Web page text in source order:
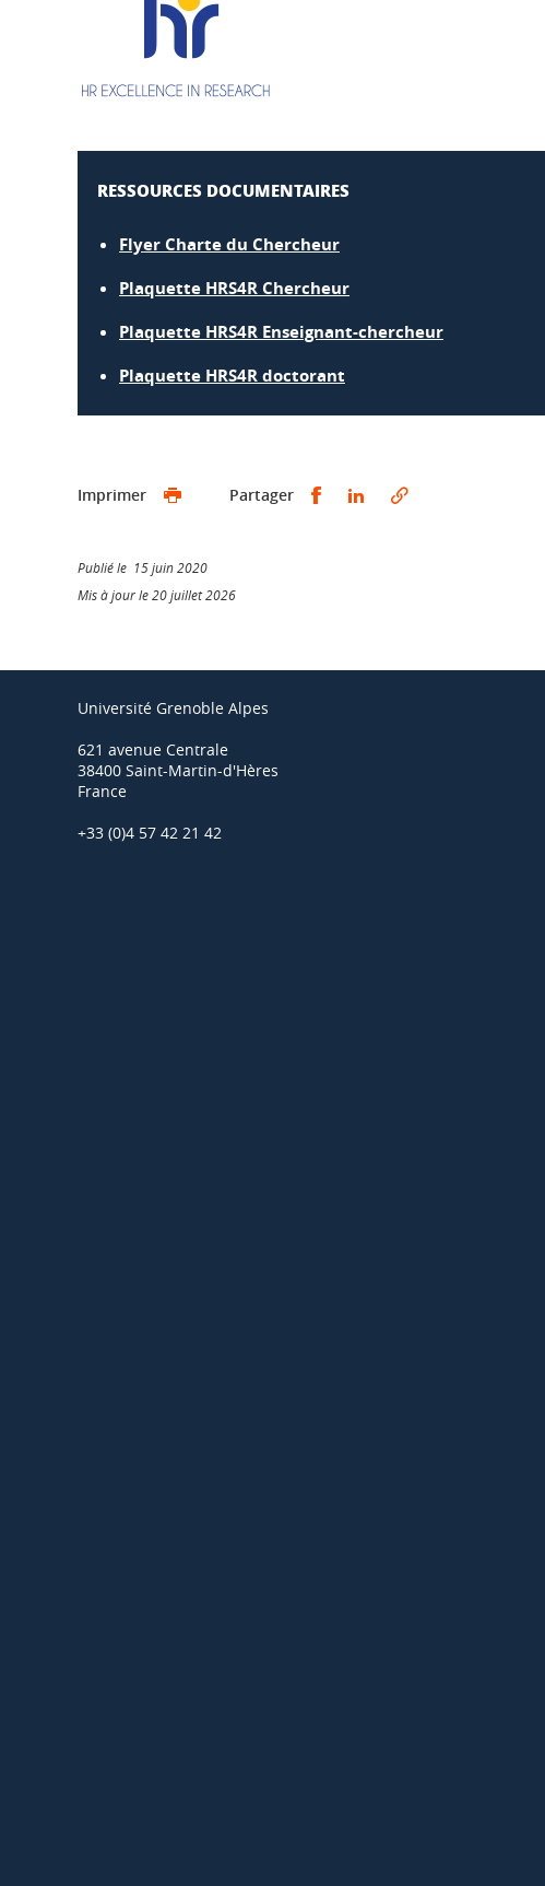
RESSOURCES DOCUMENTAIRES
Flyer Charte du Chercheur
Plaquette HRS4R Chercheur
Plaquette HRS4R Enseignant-chercheur
Plaquette HRS4R doctorant
Imprimer Partager Partager sur Facebook
Partager sur LinkedIn
Publié le 15 juin 2020
Mis à jour le 20 juillet 2026
Université Grenoble Alpes
621 avenue Centrale
38400 Saint-Martin-d'Hères
France
+33 (0)4 57 42 21 42